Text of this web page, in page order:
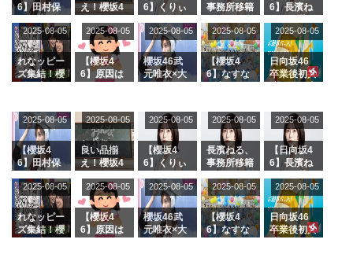
6】田村保
ージを脱い
でいた理由
え！櫻坂4
グル『Mak
e or Brea
k』オフィ
シャルグッ
ズ絶賛販売
6】くりぃ
の2人を手
玉に取る大
沼晶保【く
りぃむナン
タラ】
事務所移籍
属を発表
6】長濱ね
ら移籍しフ
ラーム所属
に。これで
事務所に所
属している
がこちら
れなッピー
ズ集結！櫻
理子、8/6
「ラヴィッ
ト！」水曜
スタジオ出
演決定
2025-08-05
【櫻坂4
6】原因は
uddiesを
ざわつかせ
る...
2025-08-05
櫻坂46武
元唯衣×大
カップお姉
さんに恐怖
【くりぃむ
ナンタラ】
2025-08-05
【櫻坂4
6】なすな
2曲目っ
て...【ラヴ
ィット 東
京ドーム公
演】
2025-08-05
日向坂46
卒業後初共
師匠オード
リー若林さ
んと再会し
た結果･･･
【激レアさ
きた。】
2025-08-05
【櫻坂4
6】田村保
ージを脱い
でいた理由
2025-08-05
良い品揃
え！櫻坂4
グル『Mak
e or Brea
k』オフィ
シャルグッ
ズ絶賛販売
2025-08-05
【櫻坂4
6】くりぃ
の2人を手
玉に取る大
沼晶保【く
りぃむナン
タラ】
2025-08-05
長濱ねる、
事務所移籍
属を発表
2025-08-05
【日向坂4
6】長濱ね
ら移籍しフ
ラーム所属
に。これで
事務所に所
属している
2025-08-05
れなッピー
ズ集結！櫻
2025-08-05
【櫻坂4
6】原因は
2025-08-05
櫻坂46武
元唯衣×大
2025-08-05
【櫻坂4
6】なすな
2025-08-05
日向坂46
卒業後初共
2025-08-05